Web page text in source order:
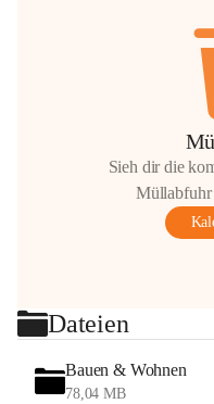
Sieh dir die
Müllabfuhr
Dateien
Bauen & Wohnen
78,04 MB